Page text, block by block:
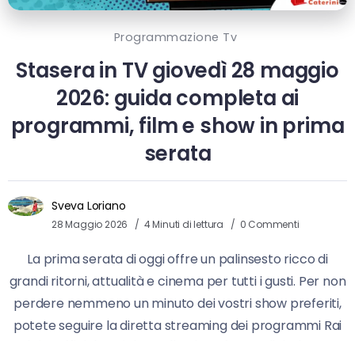
Programmazione Tv
Stasera in TV giovedì 28 maggio
2026: guida completa ai
programmi, film e show in prima
serata
Sveva Loriano
28 Maggio 2026 4 Minuti di lettura 0 Commenti
La prima serata di oggi offre un palinsesto ricco di
grandi ritorni, attualità e cinema per tutti i gusti. Per non
perdere nemmeno un minuto dei vostri show preferiti,
potete seguire la diretta streaming dei programmi Rai